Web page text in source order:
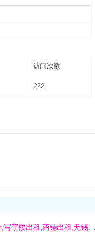
访问次数
222
无锡房产网-无锡房产,无锡二手房,无锡租房,无锡租房网,无锡新房,无锡安置房,无锡房价,写字楼出租,商铺出租,无锡楼盘